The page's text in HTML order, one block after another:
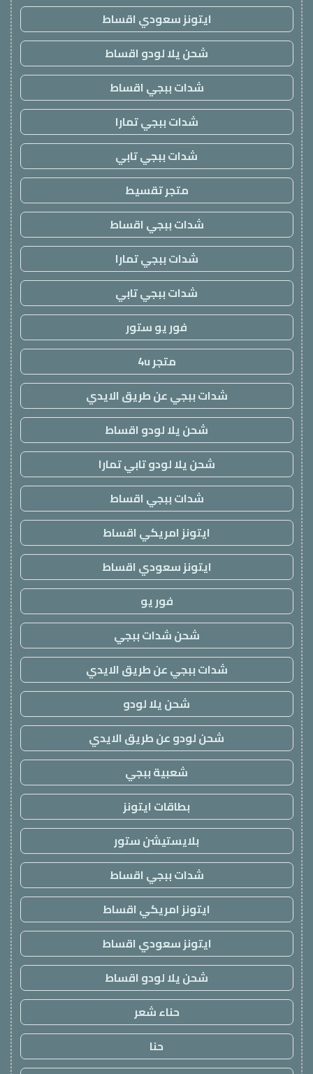
ايتونز سعودي اقساط
شحن يلا لودو اقساط
شدات ببجي اقساط
شدات ببجي تمارا
شدات ببجي تابي
متجر تقسيط
شدات ببجي اقساط
شدات ببجي تمارا
شدات ببجي تابي
فور يو ستور
متجر 4u
شدات ببجي عن طريق الايدي
شحن يلا لودو اقساط
شحن يلا لودو تابي تمارا
شدات ببجي اقساط
ايتونز امريكي اقساط
ايتونز سعودي اقساط
فور يو
شحن شدات ببجي
شدات ببجي عن طريق الايدي
شحن يلا لودو
شحن لودو عن طريق الايدي
شعبية ببجي
بطاقات ايتونز
بلايستيشن ستور
شدات ببجي اقساط
ايتونز امريكي اقساط
ايتونز سعودي اقساط
شحن يلا لودو اقساط
حناء شعر
حنا